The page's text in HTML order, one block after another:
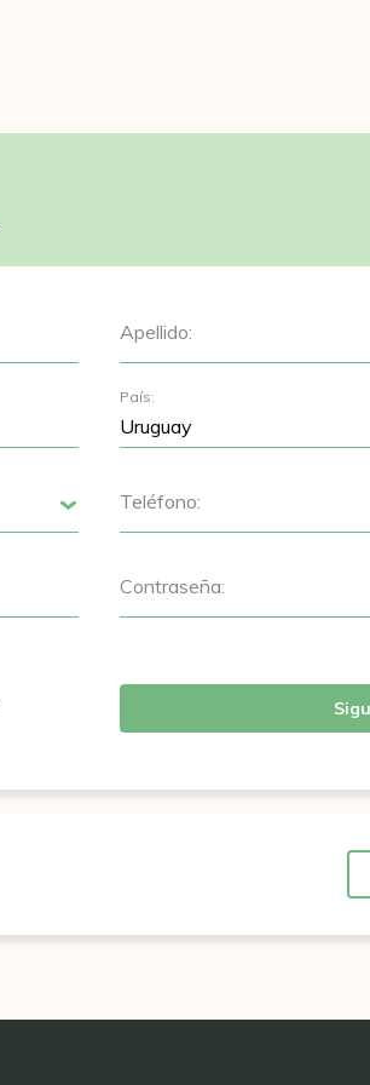
Apellido:
País:
Teléfono:
Contraseña: